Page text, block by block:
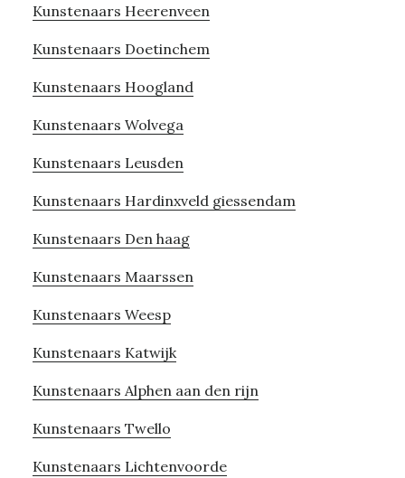
Kunstenaars Heerenveen
Kunstenaars Doetinchem
Kunstenaars Hoogland
Kunstenaars Wolvega
Kunstenaars Leusden
Kunstenaars Hardinxveld giessendam
Kunstenaars Den haag
Kunstenaars Maarssen
Kunstenaars Weesp
Kunstenaars Katwijk
Kunstenaars Alphen aan den rijn
Kunstenaars Twello
Kunstenaars Lichtenvoorde